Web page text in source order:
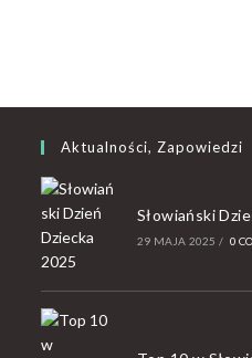
Aktualności, Zapowiedzi
Słowiański
29 MAJA 2025 / 0